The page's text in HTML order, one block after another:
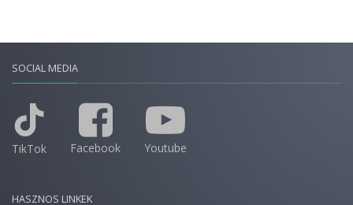
SOCIAL MEDIA
TikTok Facebook Youtube
HASZNOS LINKEK